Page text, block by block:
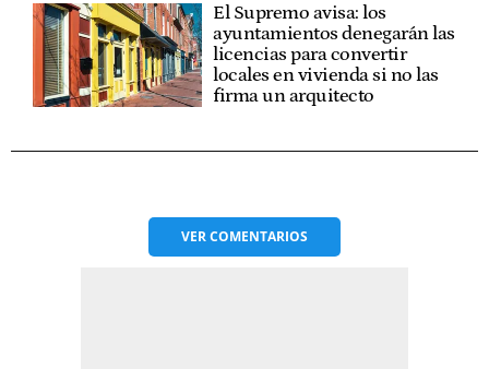
El Supremo avisa: los
ayuntamientos denegarán las
licencias para convertir
locales en vivienda si no las
firma un arquitecto
VERCOMENTARIOS